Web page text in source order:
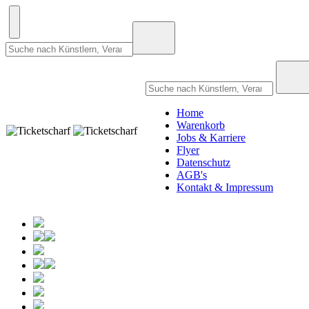
Home
Warenkorb
Jobs & Karriere
Flyer
Datenschutz
AGB's
Kontakt & Impressum